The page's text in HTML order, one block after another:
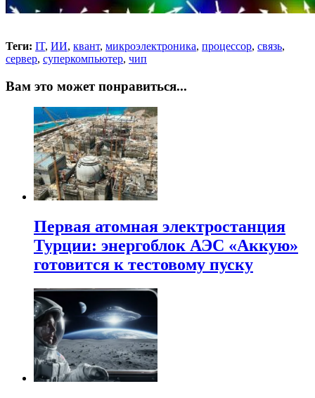
Теги: IT, ИИ, квант, микроэлектроника, процессор, связь,
сервер, суперкомпьютер, чип
Вам это может понравиться...
Первая атомная электростанция
Турции: энергоблок АЭС «Аккую»
готовится к тестовому пуску